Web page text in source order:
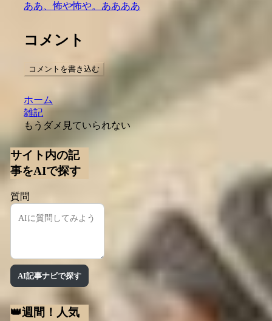
ああ、怖や怖や。ああああ
コメント
コメントを書き込む
ホーム
雑記
もうダメ見ていられない
サイト内の記
事をAIで探す
質問
AI記事ナビで探す
👑週間！人気